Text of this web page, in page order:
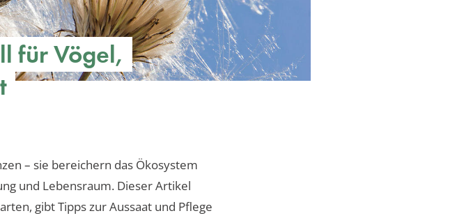
für Vögel,
– sie bereichern das Ökosystem
und Lebensraum. Dieser Artikel
gibt Tipps zur Aussaat und Pflege